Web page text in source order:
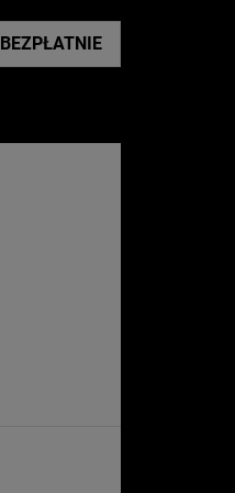
BEZPŁATNIE